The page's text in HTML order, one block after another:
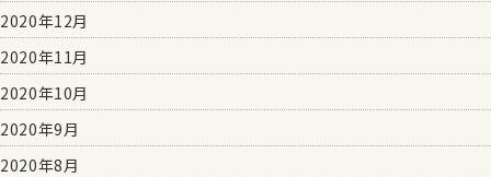
2020年12月
2020年11月
2020年10月
2020年9月
2020年8月